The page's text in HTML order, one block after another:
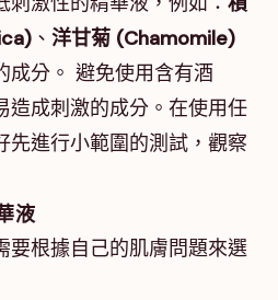
、 洋甘菊 (Chamomile)
成分。 避免使用含有酒
造成刺激的成分。在使用任
先進行小範圍的測試，觀察
液
要根據自己的肌膚問題來選